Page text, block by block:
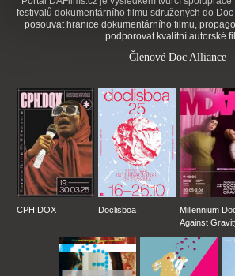
festivalů dokumentárního filmu sdružených do
posouvat hranice dokumentárního filmu,
podporovat kvalitní autorské
Členové Doc Alliance
CPH:DOX Doclisboa
Millennium
Against